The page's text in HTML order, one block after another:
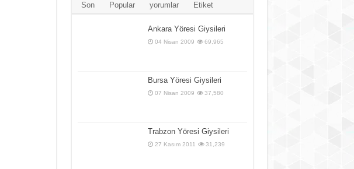
Son Popular yorumlar Etiket
Ankara Yöresi Giysileri
04 Nisan 2009 69,965
Bursa Yöresi Giysileri
07 Nisan 2009 37,580
Trabzon Yöresi Giysileri
27 Kasım 2011 31,239